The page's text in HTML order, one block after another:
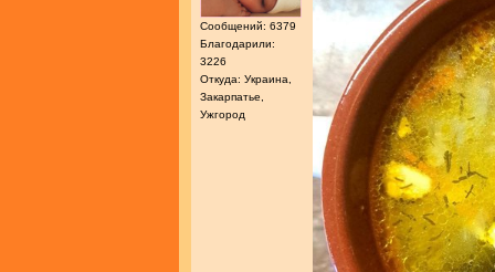
Сообщений: 6379
Благодарили:
3226
Откуда: Украина,
Закарпатье,
Ужгород